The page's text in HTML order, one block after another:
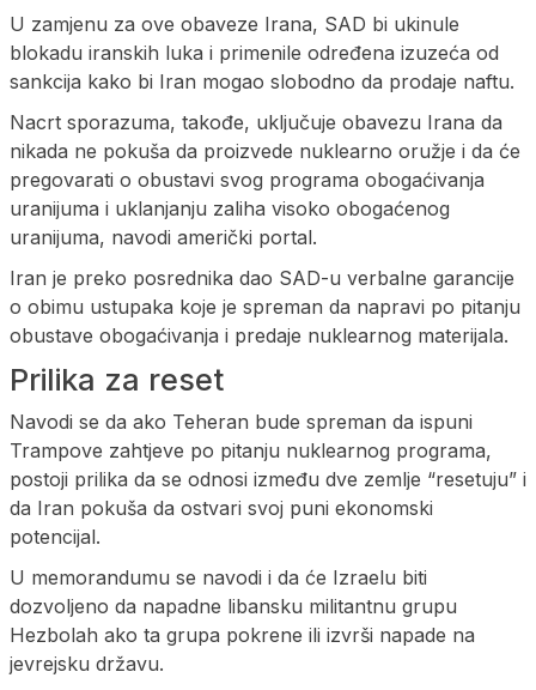
U zamjenu za ove obaveze Irana, SAD bi ukinule
blokadu iranskih luka i primenile određena izuzeća od
sankcija kako bi Iran mogao slobodno da prodaje naftu.
Nacrt sporazuma, takođe, uključuje obavezu Irana da
nikada ne pokuša da proizvede nuklearno oružje i da će
pregovarati o obustavi svog programa obogaćivanja
uranijuma i uklanjanju zaliha visoko obogaćenog
uranijuma, navodi američki portal.
Iran je preko posrednika dao SAD-u verbalne garancije
o obimu ustupaka koje je spreman da napravi po pitanju
obustave obogaćivanja i predaje nuklearnog materijala.
Prilika za reset
Navodi se da ako Teheran bude spreman da ispuni
Trampove zahtjeve po pitanju nuklearnog programa,
postoji prilika da se odnosi između dve zemlje “resetuju” i
da Iran pokuša da ostvari svoj puni ekonomski
potencijal.
U memorandumu se navodi i da će Izraelu biti
dozvoljeno da napadne libansku militantnu grupu
Hezbolah ako ta grupa pokrene ili izvrši napade na
jevrejsku državu.